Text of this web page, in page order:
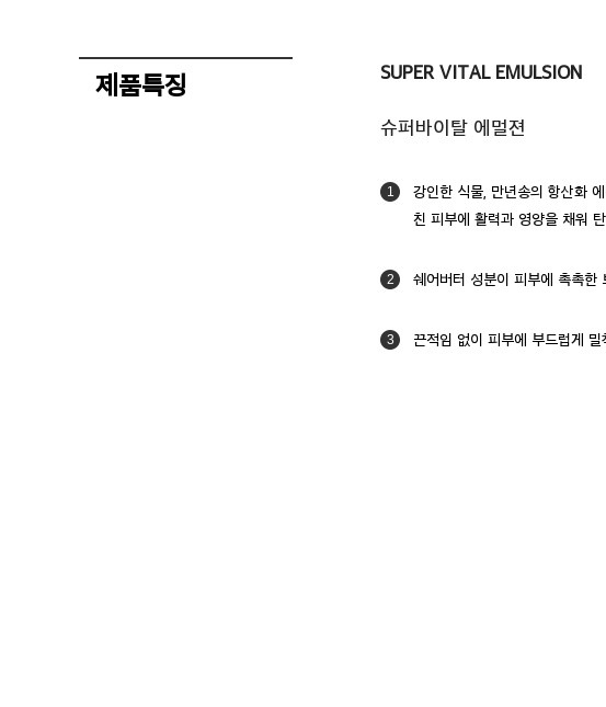
제품특징 SUPER VITAL EMULSION
슈퍼바이탈 에멀젼
1
강인한 식물, 만년송의 항산화
친 피부에 활력과 영양을 채워
2 쉐어버터 성분이 피부에 촉촉한
3 끈적임 없이 피부에 부드럽게